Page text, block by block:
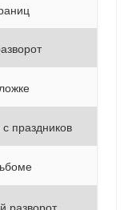
праздников